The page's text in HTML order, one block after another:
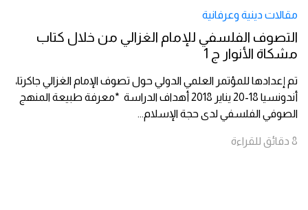
مقالات دينية وعرفانية
التصوف الفلسفي للإمام الغزالي من خلال كتاب
مشكاة الأنوار ج 1
تم إعدادها للمؤتمر العلمي الدولي حول تصوف الإمام الغزالي جاكرتا،
أندونسيا 18-20 يناير 2018 أهداف الدراسة *معرفة طبيعة المنهج
الصوفي الفلسفي لدى حجة الإسلام...
8 دقائق للقراءة